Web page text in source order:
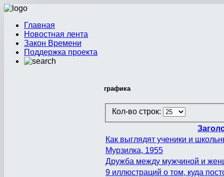
Главная
Новостная лента
Закон Времени
Поддержка проекта
графика
Кол-во строк:
Как выглядят ученики и
Мурзилка, 1955
Дружба между мужчиной и
9 иллюстраций о том, куда